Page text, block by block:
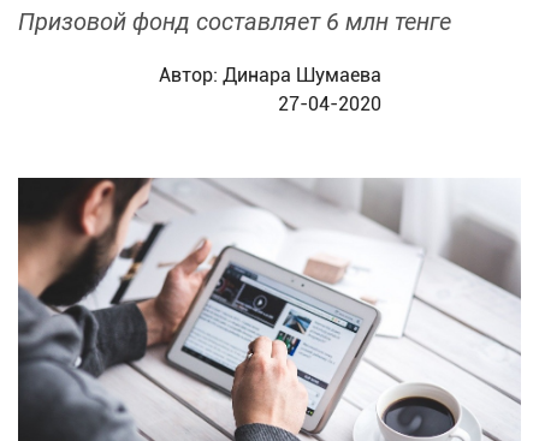
Призовой фонд составляет 6 млн тенге
Автор: Динара Шумаева
27-04-2020